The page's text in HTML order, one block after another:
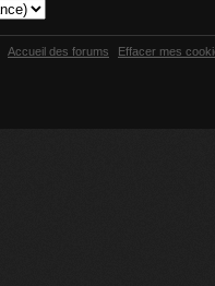
Accueil des forums Effacer mes